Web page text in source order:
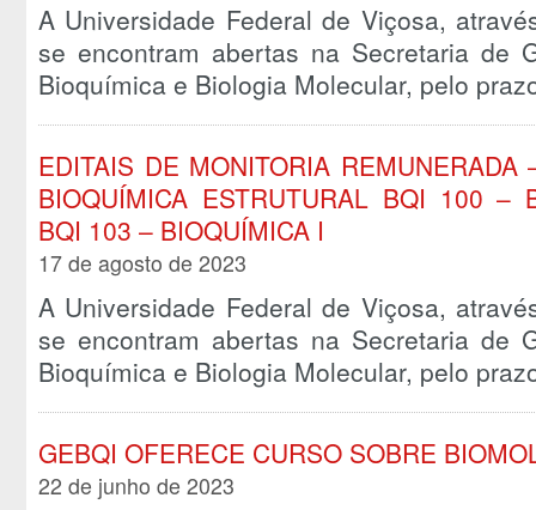
A Universidade Federal de Viçosa,
se encontram abertas na Secretaria de
Bioquímica e Biologia Molecular, pelo
EDITAIS DE MONITORIA
BIOQUÍMICA ESTRUTURAL BQI 100 –
BQI 103 – BIOQUÍMICA I
17 de agosto de 2023
A Universidade Federal de Viçosa,
se encontram abertas na Secretaria de
Bioquímica e Biologia Molecular, pelo
GEBQI OFERECE CURSO SOBRE
22 de junho de 2023